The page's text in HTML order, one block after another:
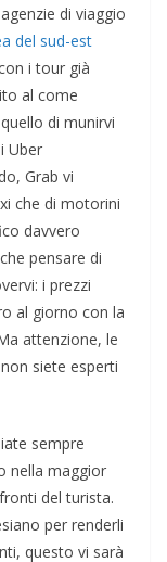
di viaggio
del sud-est
i tour già
al come
di munirvi
Uber
Grab vi
che di motorini
davvero
pensare di
i prezzi
al giorno con la
attenzione, le
siete esperti
sempre
nella maggior
del turista.
per renderli
questo vi sarà